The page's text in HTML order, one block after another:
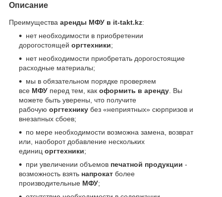
Описание
Преимущества аренды МФУ в it-takt.kz:
нет необходимости в приобретении
дорогостоящей оргтехники;
нет необходимости приобретать дорогостоящие
расходные материалы;
мы в обязательном порядке проверяем
все МФУ перед тем, как оформить в аренду . Вы
можете быть уверены, что получите
рабочую оргтехнику без «неприятных» сюрпризов и
внезапных сбоев;
по мере необходимости возможна замена, возврат
или, наоборот добавление нескольких
единиц оргтехники;
при увеличении объемов печатной продукции -
возможность взять напрокат более
производительные МФУ;